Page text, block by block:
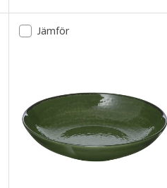
Jämför